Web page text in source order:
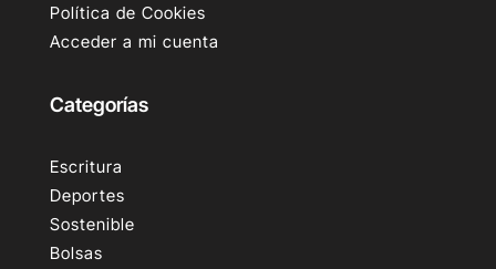
Política de Cookies
Acceder a mi cuenta
Categorías
Escritura
Deportes
Sostenible
Bolsas